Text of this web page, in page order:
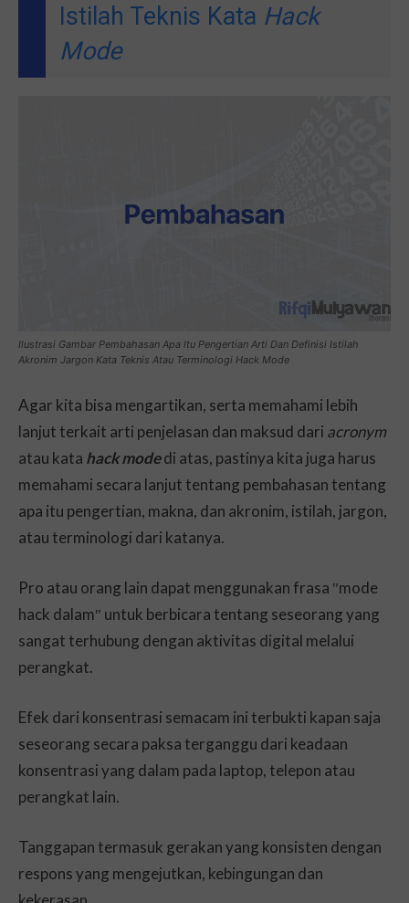
Istilah Teknis Kata Hack
Mode
Ilustrasi Gambar Pembahasan Apa Itu Pengertian Arti Dan Definisi Istilah
Akronim Jargon Kata Teknis Atau Terminologi Hack Mode
Agar kita bisa mengartikan, serta memahami lebih
lanjut terkait arti penjelasan dan maksud dari acronym
atau kata hack modedi atas, pastinya kita juga harus
memahami secara lanjut tentang pembahasan tentang
apa itu pengertian, makna, dan akronim, istilah, jargon,
atau terminologi dari katanya.
Pro atau orang lain dapat menggunakan frasa ″mode
hack dalam″ untuk berbicara tentang seseorang yang
sangat terhubung dengan aktivitas digital melalui
perangkat.
Efek dari konsentrasi semacam ini terbukti kapan saja
seseorang secara paksa terganggu dari keadaan
konsentrasi yang dalam pada laptop, telepon atau
perangkat lain.
Tanggapan termasuk gerakan yang konsisten dengan
respons yang mengejutkan, kebingungan dan